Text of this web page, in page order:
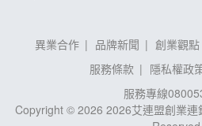
異業合作 品牌新聞 創業觀點
服務條款
隱私權政
服務專線
Copyright © 2026 2026艾連盟創業